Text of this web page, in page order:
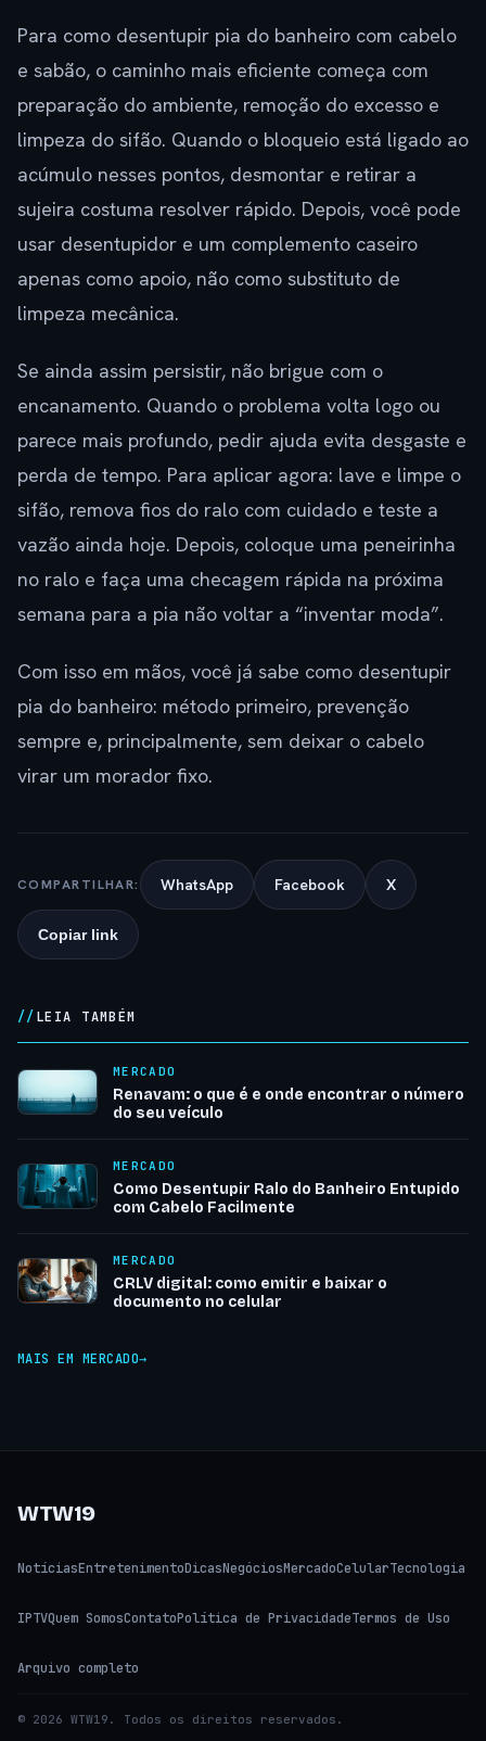
Para como desentupir pia do banheiro com cabelo
e sabão, o caminho mais eficiente começa com
preparação do ambiente, remoção do excesso e
limpeza do sifão. Quando o bloqueio está ligado ao
acúmulo nesses pontos, desmontar e retirar a
sujeira costuma resolver rápido. Depois, você pode
usar desentupidor e um complemento caseiro
apenas como apoio, não como substituto de
limpeza mecânica.
Se ainda assim persistir, não brigue com o
encanamento. Quando o problema volta logo ou
parece mais profundo, pedir ajuda evita desgaste e
perda de tempo. Para aplicar agora: lave e limpe o
sifão, remova fios do ralo com cuidado e teste a
vazão ainda hoje. Depois, coloque uma peneirinha
no ralo e faça uma checagem rápida na próxima
semana para a pia não voltar a “inventar moda”.
Com isso em mãos, você já sabe como desentupir
pia do banheiro: método primeiro, prevenção
sempre e, principalmente, sem deixar o cabelo
virar um morador fixo.
COMPARTILHAR: WhatsApp Facebook X
Copiar link
LEIA TAMBÉM
MERCADO
Renavam: o que é e onde encontrar o número
do seu veículo
MERCADO
Como Desentupir Ralo do Banheiro Entupido
com Cabelo Facilmente
MERCADO
CRLV digital: como emitir e baixar o
documento no celular
MAIS EM MERCADO
WTW19
NotíciasEntretenimentoDicasNegóciosMercadoCelularTecnologia
IPTVQuem SomosContatoPolítica de PrivacidadeTermos de Uso
Arquivo completo
© 2026 WTW19. Todos os direitos reservados.